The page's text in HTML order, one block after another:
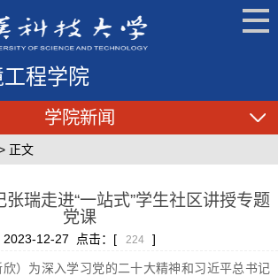
程学院
学院新闻
正文
瑞走进“一站式”学生社区讲授专题
党课
2023-12-27 点击：[ 224 ]
）为深入学习党的二十大精神和习近平总书记